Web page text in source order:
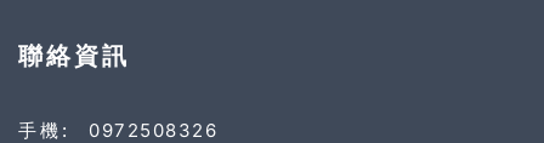
聯絡資訊
手機: 0972508326